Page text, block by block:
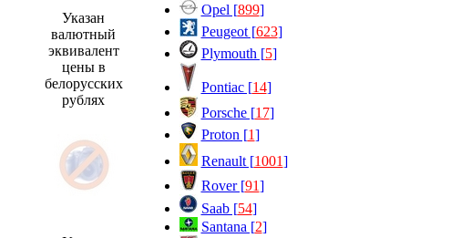
Указан
валютный
эквивалент
цены в
белорусских
рублях
Opel [899]
Peugeot [623]
Plymouth [5]
Pontiac [14]
Porsche [17]
Proton [1]
Renault [1001]
Rover [91]
Saab [54]
Santana [2]